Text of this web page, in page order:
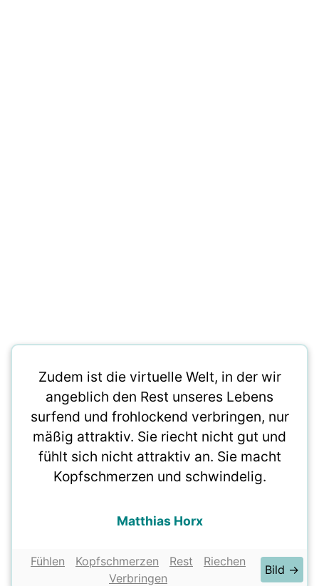
Zudem ist die virtuelle Welt, in der wir
angeblich den Rest unseres Lebens
surfend und frohlockend verbringen, nur
mäßig attraktiv. Sie riecht nicht gut und
fühlt sich nicht attraktiv an. Sie macht
Kopfschmerzen und schwindelig.
Matthias Horx
Fühlen Kopfschmerzen Rest
Riechen
Verbringen
Bild →